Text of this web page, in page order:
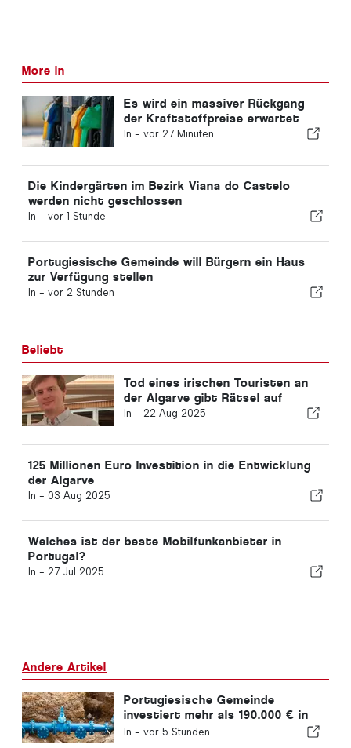
More in
Es wird ein massiver Rückgang
der Kraftstoffpreise erwartet
In - vor 27 Minuten
Die Kindergärten im Bezirk Viana do Castelo
werden nicht geschlossen
In - vor 1 Stunde
Portugiesische Gemeinde will Bürgern ein Haus
zur Verfügung stellen
In - vor 2 Stunden
Beliebt
Tod eines irischen Touristen an
der Algarve gibt Rätsel auf
In - 22 Aug 2025
125 Millionen Euro Investition in die Entwicklung
der Algarve
In - 03 Aug 2025
Welches ist der beste Mobilfunkanbieter in
Portugal?
In - 27 Jul 2025
Andere Artikel
Portugiesische Gemeinde
investiert mehr als 190.000 € in
die Wasserversorgung
In - vor 5 Stunden